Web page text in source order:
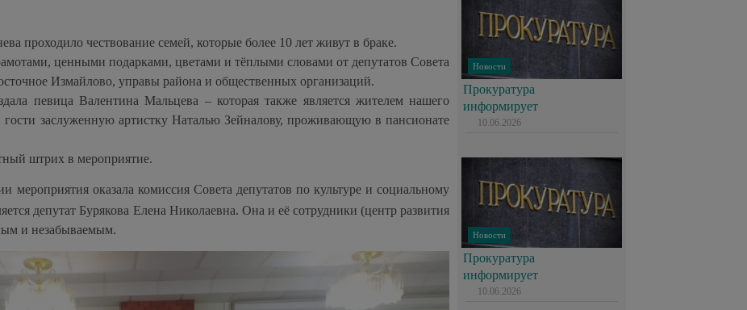
проходило чествование семей, которые более 10 лет живут в браке.
ценными подарками, цветами и тёплыми словами от депутатов Совета
Измайлово, управы района и общественных организаций.
певица Валентина Мальцева – которая также является жителем нашего
гости заслуженную артистку Наталью Зейналову, проживающую в пансионате
штрих в мероприятие.
оказала комиссия Совета депутатов по культуре и социальному
депутат Бурякова Елена Николаевна. Она и её сотрудники (центр развития
и незабываемым.
Новости
Прокуратура
информирует
10.06.2026
Новости
Прокуратура
информирует
10.06.2026